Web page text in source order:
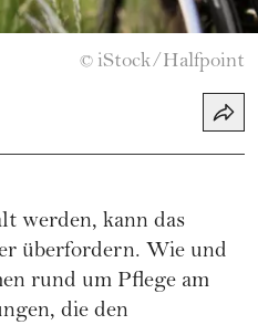
© iStock/Halfpoint
werden, kann das
überfordern. Wie und
rund um Pflege am
die den